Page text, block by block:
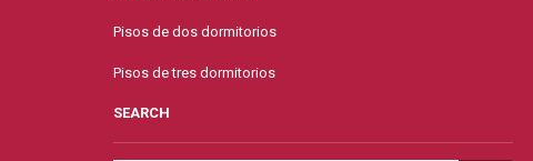
Pisos de dos dormitorios
Pisos de tres dormitorios
SEARCH